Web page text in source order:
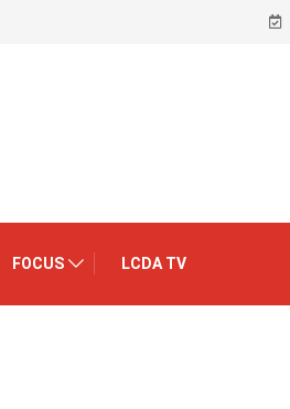
FOCUS LCDA TV